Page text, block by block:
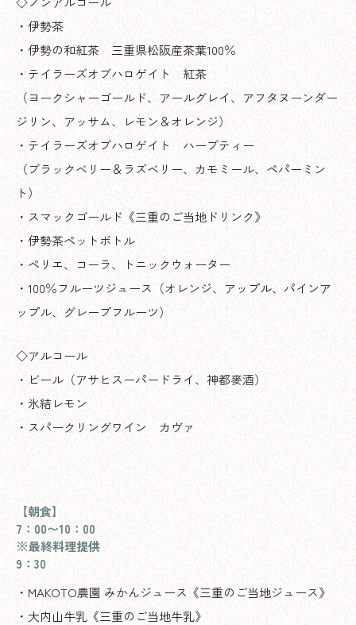
・伊勢茶
・伊勢の和紅茶 三重県松阪産茶葉100％
・テイラーズオブハロゲイト 紅茶
（ヨークシャーゴールド、アールグレイ、アフタヌーンダー
ジリン、アッサム、レモン＆オレンジ）
・テイラーズオブハロゲイト ハーブティー
（ブラックベリー＆ラズベリー、カモミール、ペパーミン
ト）
・スマックゴールド《三重のご当地ドリンク》
・伊勢茶ペットボトル
・ペリエ、コーラ、トニックウォーター
・100％フルーツジュース（オレンジ、アップル、パインア
ップル、グレープフルーツ）
◇アルコール
・ビール（アサヒスーパードライ、神都麥酒）
・氷結レモン
・スパークリングワイン カヴァ
【朝食】
7：00〜10：00
※最終料理提供
9：30
・MAKOTO農園 みかんジュース《三重のご当地ジュース》
・大内山牛乳《三重のご当地牛乳》